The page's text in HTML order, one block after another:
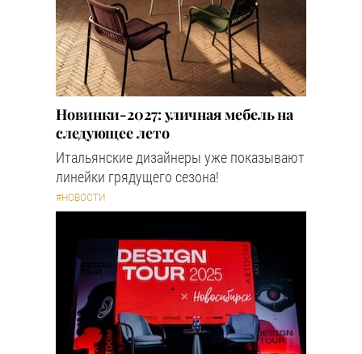
Новинки-2027: уличная мебель на
следующее лето
Итальянские дизайнеры уже показывают
линейки грядущего сезона!
#НОВОСТИ